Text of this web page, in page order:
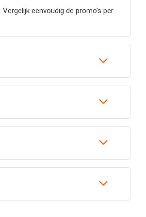
eenvoudig de promo’s per